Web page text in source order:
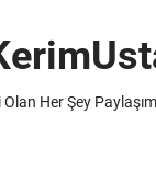
Olan Her Şey